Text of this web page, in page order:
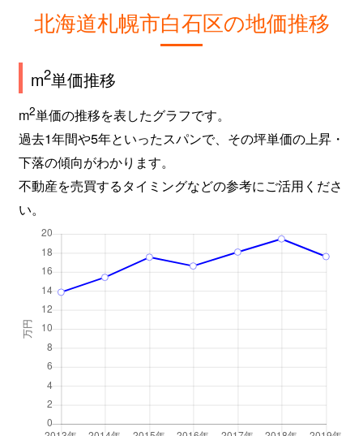
北海道札幌市白石区の地価推移
m2単価推移
m2単価の推移を表したグラフです。
過去1年間や5年といったスパンで、その坪単価の上昇・
下落の傾向がわかります。
不動産を売買するタイミングなどの参考にご活用くださ
い。